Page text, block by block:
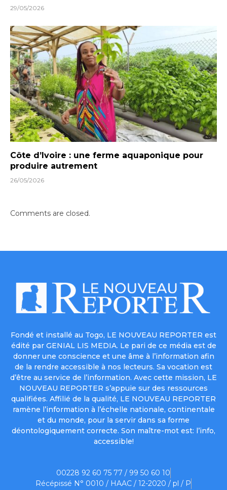
29/05/2026
Côte d’Ivoire : une ferme aquaponique pour
produire autrement
26/05/2026
Comments are closed.
Fondé et installé au Togo, LE NOUVEAU REPORTER est
édité par GENIAL LIS MEDIA. Le pari de ce média est de
donner une conscience et une âme à l’information afin
de la rendre accessible à nos lecteurs. Sa vocation est
d’être au service de l’information. Avec cette mission, LE
NOUVEAU REPORTER s’appuie sur des ressources
qualifiées. Affilié de la qualité, LE NOUVEAU REPORTER
ramène l’information à l’échelle nationale, continentale
et du monde, pour la servir dans sa forme
déontologiquement correcte. Son maître-mot est: l’info,
accessible!
00228 92 60 75 77 / 99 50 60 10
Récépissé N° 0010 / HAAC / 12-2020 / pl / P